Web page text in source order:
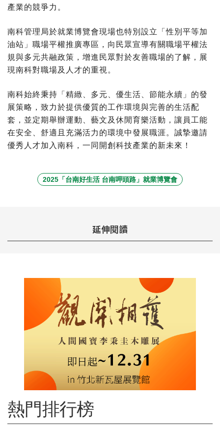
產業的競爭力。
南科管理局於就業博覽會現場也特別設立「性別平等加
油站」職場平權推廣專區，向民眾宣導有關職場平權法
規與多元共融政策，增進民眾對於友善職場的了解，展
現南科對職場及人才的重視。
南科始終秉持「精緻、多元、優生活、節能永續」的發
展策略，致力於提供優質的工作環境與完善的生活配
套，並定期舉辦運動、藝文及休閒育樂活動，讓員工能
在安全、舒適且充滿活力的環境中發展職涯。誠摯邀請
優秀人才加入南科，一同開創科技產業的新未來！
2025「台南好生活 台南呷頭路」就業博覽會
延伸閱讀
熱門排行榜